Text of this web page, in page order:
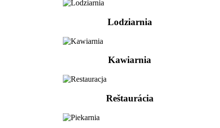
Lodziarnia
Kawiarnia
Reštaurácia